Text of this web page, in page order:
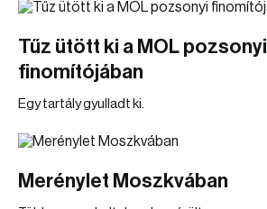
Tűz ütött ki a MOL pozsonyi
finomítójában
Egy tartály gyulladt ki.
Merénylet Moszkvában